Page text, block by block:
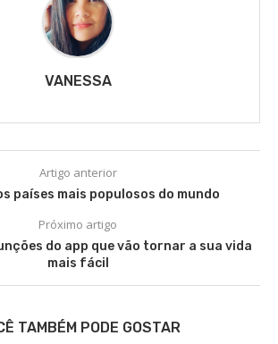
VANESSA
Artigo anterior
países mais populosos do mundo
Próximo artigo
do app que vão tornar a sua vida
mais fácil
TAMBÉM PODE GOSTAR